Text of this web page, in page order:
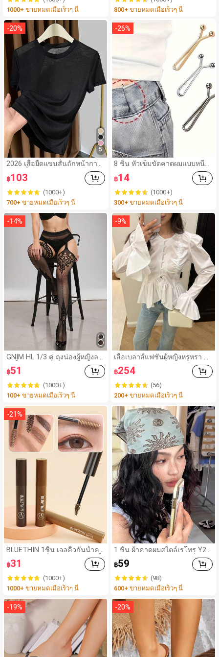
นเวย์ ปาร์ตี้ แว่นตาแฟชั่น
1000+ ขายหมดเมื่อเร็วๆ นี้
800+ ขายหมดเมื่อเร็วๆ นี้
5
-20%
2026 เสื้อยืดแขนสั้นถักหน้ากาก
ใหม่, เสื้อยืดคอกลมสีขาวบางสำ
หรับฤดูร้อนสำหรับผู้หญิงลำลองสี
ดำ, สไตล์ที่ง่ายดาย
฿103
(1000+)
700+ ขายหมดเมื่อเร็วๆ นี้
-26%
8 ชิ้น หัวเข็มขัดคาดผมแบบหนีบ
ปรับได้, คลิปหนีบเอวแบบไม่ต้อง
ใช้ตะปู, คลิปกันรั่วซึมแบบมองไม่
เห็น, เครื่องมือรัดผ้าพันคออเนกป
ระสงค์, สามารถใช้รัดข้อมือ, ปกเ
สื้อ, ขอบเอว, ขากางเกงได้
฿14
(1000+)
300+ ขายหมดเมื่อเร็วๆ นี้
-14%
GNIM HL 1/3 คู่ ถุงน่องผู้หญิงลา
ยแจ็คการ์ดแบบโปร่งพร้อมสายเ
อี๊ยม (ไม่รวมชุดชั้นใน)
฿51
(1000+)
100+ ขายหมดเมื่อเร็วๆ นี้
-9%
เสื้อเบลาส์แฟชั่นผู้หญิงหรูหรา แ
ขนบานผูกจีบ ชายระบายไม่สมม
าตร, สีพื้น จีบแต่งลายดอกไม้/ระ
บายไม่สมมาตร กระดุมหน้า สำห
รับใส่ทำงานลำลอง ออกเดท ฤดูใ
บไม้ผลิ/ฤดูร้อน/ฤดูใบไม้ร่วง สีข
฿254
(56)
200+ ขายหมดเมื่อเร็วๆ นี้
-21%
BLUETHIN 1ชิ้น เจลคิ้วกันน้ำคง
ทน ป้องกันเหงื่อและเลอะ แห้งเร็
วและอยู่ทนนาน สี น้ำตาลเข้ม
น้ำตาล น้ำตาลอ่อน เหมาะสำหรั
บมือใหม่ ของขวัญสำหรับเทศกา
ล ขนาดพกพา
฿31
(1000+)
1000+ ขายหมดเมื่อเร็วๆ นี้
1 ชิ้น ผ้าคาดผมสไตล์เรโทร Y2K
ลายตัวอักษร, ผ้าพันคอแฟชั่นสต
รีทอเนกประสงค์สำหรับผู้หญิง อุ
ปกรณ์เสริมผมฤดูร้อน ผ้าพันคอผู้
หญิง
฿59
(98)
600+ ขายหมดเมื่อเร็วๆ นี้
-19% -20%